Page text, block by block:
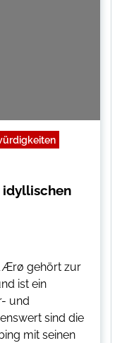
idyllischen
Ærø gehört zur
ist ein
und
sind die
mit seinen